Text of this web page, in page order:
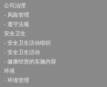
公司治理
- 风险管理
- 遵守法规
安全卫生
- 安全卫生活动组织
- 安全卫生活动
- 健康经营的实施内容
环境
- 环境管理